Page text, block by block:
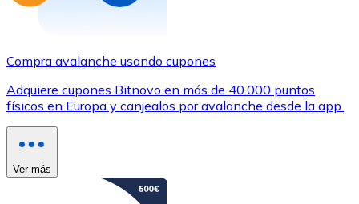
Compra avalanche usando cupones
Adquiere cupones Bitnovo en más de 40.000 puntos
físicos en Europa y canjealos por avalanche desde la app.
Ver más